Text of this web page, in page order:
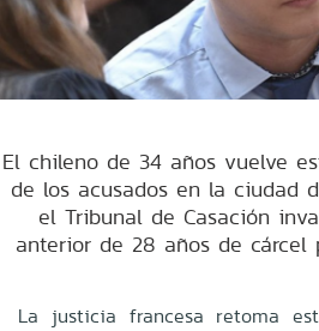
El chileno de 34 años vuelve
de los acusados en la ciudad
el Tribunal de Casación
anterior de 28 años de cárcel
La justicia francesa retoma